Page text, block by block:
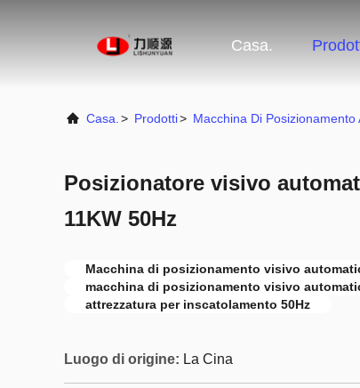
Casa.
Casa. > Prodotti> Macchina Di Posizionamento
Posizionatore visivo
11KW 50Hz
Macchina di posizionamento visivo
macchina di posizionamento visivo
attrezzatura per inscatolamento 50Hz
Luogo di origine: La Cina